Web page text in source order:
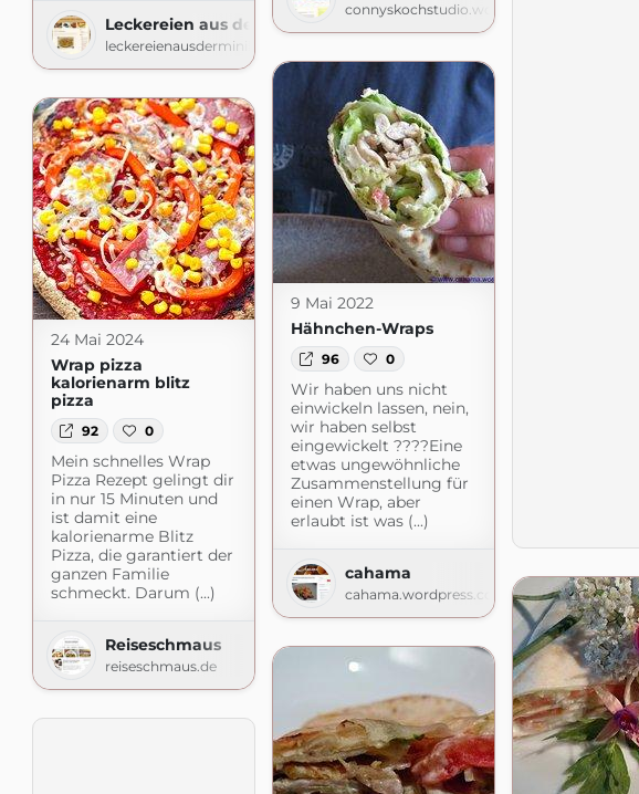
Leckereien aus der (Mini-)Küche
leckereienausderminikueche.blogspot.com
connyskochstudio.wordpress.com
9 Mai 2022
Hähnchen-Wraps
96 0
Wir haben uns nicht
einwickeln lassen, nein,
wir haben selbst
eingewickelt ????Eine
etwas ungewöhnliche
Zusammenstellung für
einen Wrap, aber
erlaubt ist was (...)
cahama
cahama.wordpress.com
24 Mai 2024
Wrap pizza
kalorienarm blitz
pizza
92 0
Mein schnelles Wrap
Pizza Rezept gelingt dir
in nur 15 Minuten und
ist damit eine
kalorienarme Blitz
Pizza, die garantiert der
ganzen Familie
schmeckt. Darum (...)
Reiseschmaus
reiseschmaus.de